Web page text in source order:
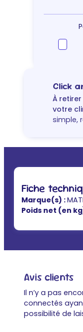
Click
À
votre
simple,
Fiche
Marque(s) :
Poids net (en
Avis clients
Il n’y a pas
connectés
possibilité de